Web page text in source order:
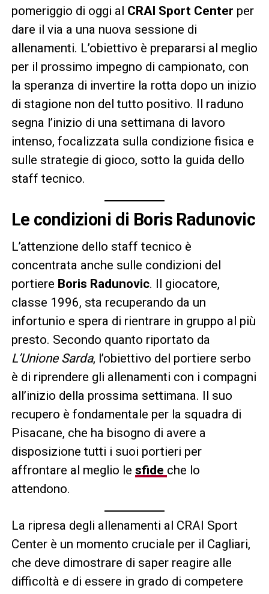
pomeriggio di oggi al CRAI Sport Center per
dare il via a una nuova sessione di
allenamenti. L’obiettivo è prepararsi al meglio
per il prossimo impegno di campionato, con
la speranza di invertire la rotta dopo un inizio
di stagione non del tutto positivo. Il raduno
segna l’inizio di una settimana di lavoro
intenso, focalizzata sulla condizione fisica e
sulle strategie di gioco, sotto la guida dello
staff tecnico.
Le condizioni di Boris Radunovic
L’attenzione dello staff tecnico è
concentrata anche sulle condizioni del
portiere Boris Radunovic. Il giocatore,
classe 1996, sta recuperando da un
infortunio e spera di rientrare in gruppo al più
presto. Secondo quanto riportato da
L’Unione Sarda, l’obiettivo del portiere serbo
è di riprendere gli allenamenti con i compagni
all’inizio della prossima settimana. Il suo
recupero è fondamentale per la squadra di
Pisacane, che ha bisogno di avere a
disposizione tutti i suoi portieri per
affrontare al meglio le sfide che lo
attendono.
La ripresa degli allenamenti al CRAI Sport
Center è un momento cruciale per il Cagliari,
che deve dimostrare di saper reagire alle
difficoltà e di essere in grado di competere